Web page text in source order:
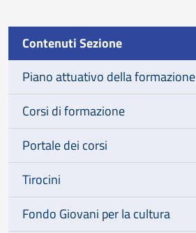
Contenuti Sezione
Piano attuativo della formazione
Corsi di formazione
Portale dei corsi
Tirocini
Fondo Giovani per la cultura